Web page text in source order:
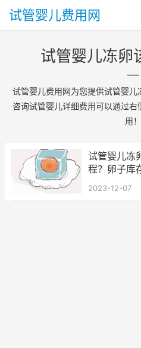
试管婴儿费用网
试管婴儿冻卵
试管婴儿费用网为您提供试管婴儿
咨询试管婴儿详细费用可以通过
用！
试管婴儿冻
程？卵子库
2023-12-07